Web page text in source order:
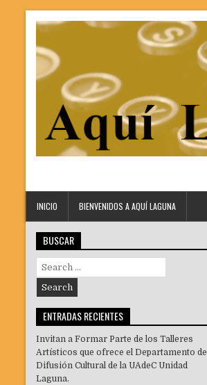
INICIO BIENVENIDOS A AQUÍ LAGUNA
BUSCAR
Search
for:
ENTRADAS RECIENTES
Invitan a Formar Parte de los Talleres
Artísticos que ofrece el Departamento de
Difusión Cultural de la UAdeC Unidad
Laguna.